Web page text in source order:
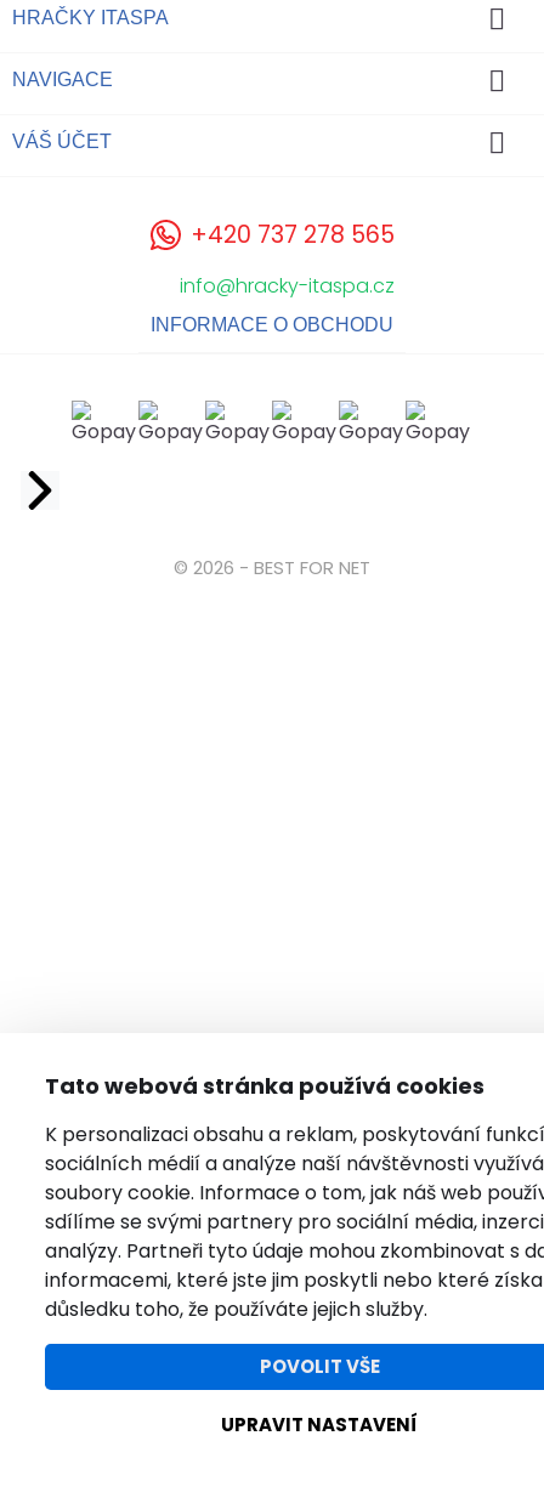
Tato webová stránka používá cookies
K personalizaci obsahu a reklam, poskytování funkcí
sociálních médií a analýze naší návštěvnosti
soubory cookie. Informace o tom, jak náš web
sdílíme se svými partnery pro sociální média,
analýzy. Partneři tyto údaje mohou zkombinovat s
informacemi, které jste jim poskytli nebo které
důsledku toho, že používáte jejich služby.
POVOLIT VŠE
UPRAVIT NASTAVENÍ
HRAČKY ITASPA 
NAVIGACE 
VÁŠ ÚČET 
+420 737 278 565
info@hracky-itaspa.cz
INFORMACE O OBCHODU
© 2026 - BEST FOR NET